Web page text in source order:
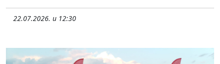
22.07.2026. u 12:30